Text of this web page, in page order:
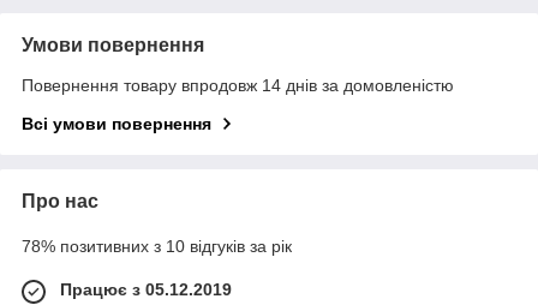
Умови повернення
Повернення товару впродовж 14 днів за домовленістю
Всі умови повернення
Про нас
78% позитивних з 10 відгуків за рік
Працює з 05.12.2019